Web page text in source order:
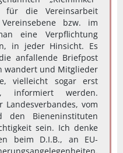
für die Vereinsarbeit
bzw. im
eine Verpflichtung
in jeder Hinsicht. Es
anfallende Briefpost
wandert und Mitglieder
vielleicht sogar erst
informiert werden.
vom
den Bieneninstituten
sein. Ich denke
beim D.I.B., an EU-